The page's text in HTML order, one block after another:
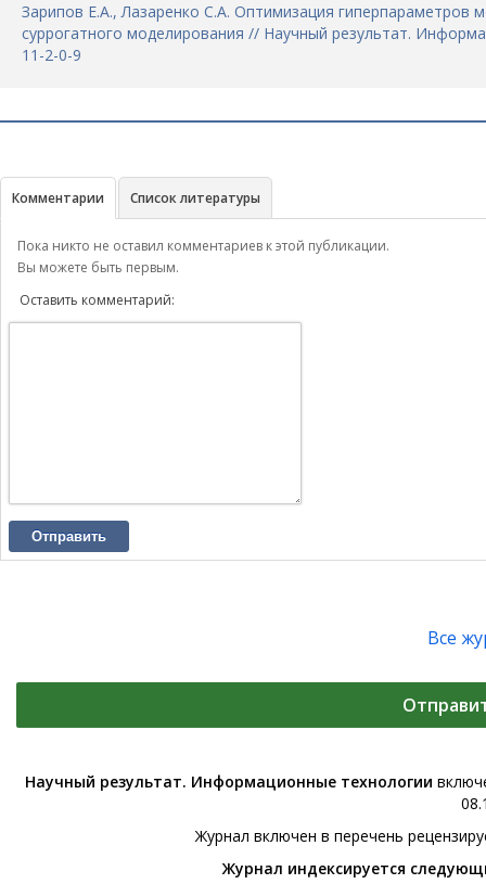
Зарипов Е.А., Лазаренко С.А. Оптимизация
суррогатного моделирования // Научный результат.
11-2-0-9
Комментарии Список литературы
Пока никто не оставил комментариев к этой публикации.
Вы можете быть первым.
Оставить комментарий:
Отправить
Все
Научный результат. Информационные технологии
Журнал включен в перечень
Журнал индексируется